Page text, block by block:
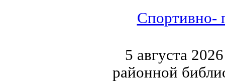
Спортивно-
5 августа
районной